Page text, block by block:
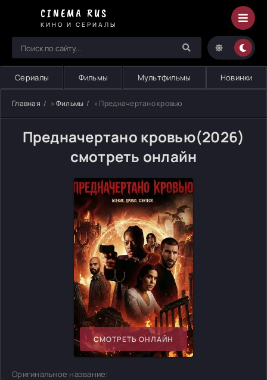
CINEMA RUS
КИНО И СЕРИАЛЫ
Сериалы Фильмы Мультфильмы Новинки
Главная » Фильмы » Предначертано кровью
Предначертано кровью(2026)
смотреть онлайн
СМОТРЕТЬ ОНЛАЙН
Оригинальное название: